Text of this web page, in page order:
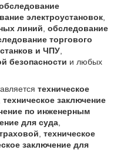
электроустановок
линий обследование
торгового
и ЧПУ
безопасности и любых
техническое
техническое заключение
по инженерным
для суда
техническое
заключение для